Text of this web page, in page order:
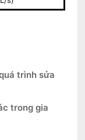
trình sửa
trong gia